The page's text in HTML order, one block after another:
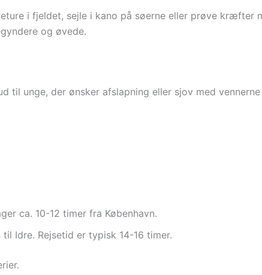
i fjeldet, sejle i kano på søerne eller prøve kræfter
og øvede.
til unge, der ønsker afslapning eller sjov med
ca. 10-12 timer fra København.
Idre. Rejsetid er typisk 14-16 timer.